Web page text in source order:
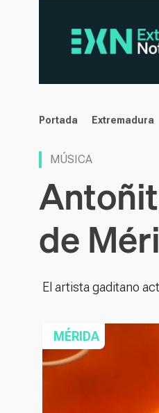
noticias
Portada Extremadura
MÚSICA
de
El artista gaditano
MÉRIDA